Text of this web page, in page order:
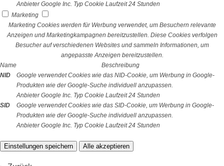
Anbieter Google Inc. Typ Cookie Laufzeit 24 Stunden
Marketing
Marketing Cookies werden für Werbung verwendet, um Besuchern relevante
Anzeigen und Marketingkampagnen bereitzustellen. Diese Cookies verfolgen
Besucher auf verschiedenen Websites und sammeln Informationen, um
angepasste Anzeigen bereitzustellen.
Name
Beschreibung
NID
Google verwendet Cookies wie das NID-Cookie, um Werbung in Google-
Produkten wie der Google-Suche individuell anzupassen.
Anbieter Google Inc. Typ Cookie Laufzeit 24 Stunden
SID
Google verwendet Cookies wie das SID-Cookie, um Werbung in Google-
Produkten wie der Google-Suche individuell anzupassen.
Anbieter Google Inc. Typ Cookie Laufzeit 24 Stunden
Einstellungen speichern Alle akzeptieren